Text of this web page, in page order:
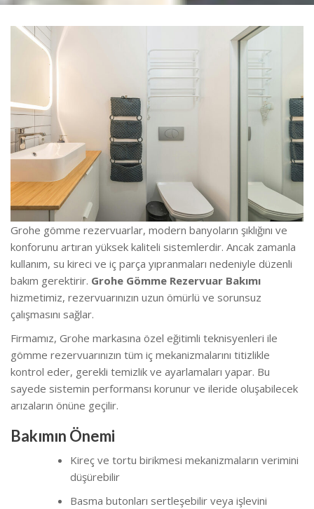
Grohe gömme rezervuarlar, modern banyoların şıklığını ve
konforunu artıran yüksek kaliteli sistemlerdir. Ancak zamanla
kullanım, su kireci ve iç parça yıpranmaları nedeniyle düzenli
bakım gerektirir. Grohe Gömme Rezervuar Bakımı
hizmetimiz, rezervuarınızın uzun ömürlü ve sorunsuz
çalışmasını sağlar.
Firmamız, Grohe markasına özel eğitimli teknisyenleri ile
gömme rezervuarınızın tüm iç mekanizmalarını titizlikle
kontrol eder, gerekli temizlik ve ayarlamaları yapar. Bu
sayede sistemin performansı korunur ve ileride oluşabilecek
arızaların önüne geçilir.
Bakımın Önemi
Kireç ve tortu birikmesi mekanizmaların verimini
düşürebilir
Basma butonları sertleşebilir veya işlevini